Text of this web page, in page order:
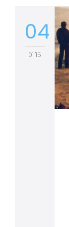
04
01 '15